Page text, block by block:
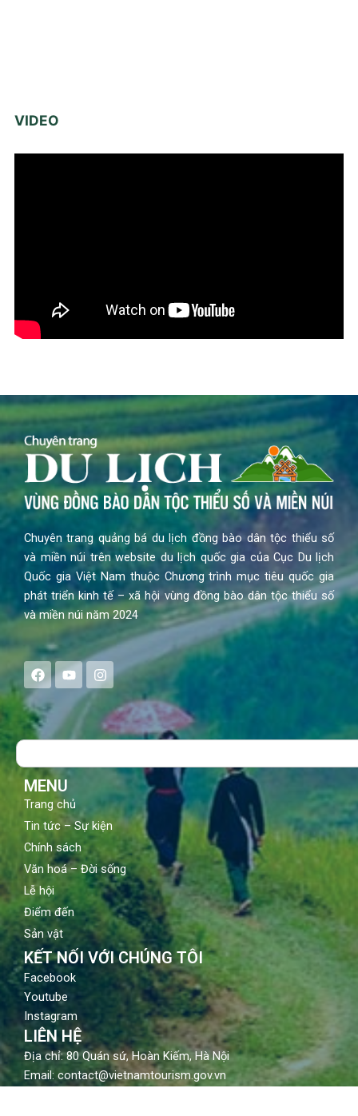
VIDEO
Chuyên trang quảng bá du lịch đồng bào dân tộc thiểu số
và miền núi trên website du lịch quốc gia của Cục Du lịch
Quốc gia Việt Nam thuộc Chương trình mục tiêu quốc gia
phát triển kinh tế – xã hội vùng đồng bào dân tộc thiểu số
và miền núi năm 2024
F
a
e
b
o
Y
o
t
b
I
n
s
a
g
Search
MENU
Trang chủ
Tin tức – Sự kiện
Chính sách
Văn hoá – Đời sống
Lễ hội
Điểm đến
Sản vật
KẾT NỐI VỚI CHÚNG TÔI
Facebook
Youtube
Instagram
LIÊN HỆ
Địa chỉ: 80 Quán sứ, Hoàn Kiếm, Hà Nội
Email: contact@vietnamtourism.gov.vn